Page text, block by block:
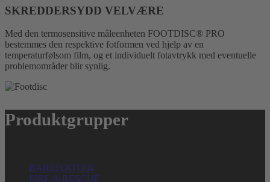
SKREDDERSYDD VELVÆRE
Med den termosensitive måleenheten FOOTDISC® PRO
bestemmes den respektive fotformen ved hjelp av en
temperaturfølsom film, og et individuelt fotavtrykk med eventuelle
problemområder blir synlig.
Produktgrupper
BAREFOOTER
FIRE & RESCUE